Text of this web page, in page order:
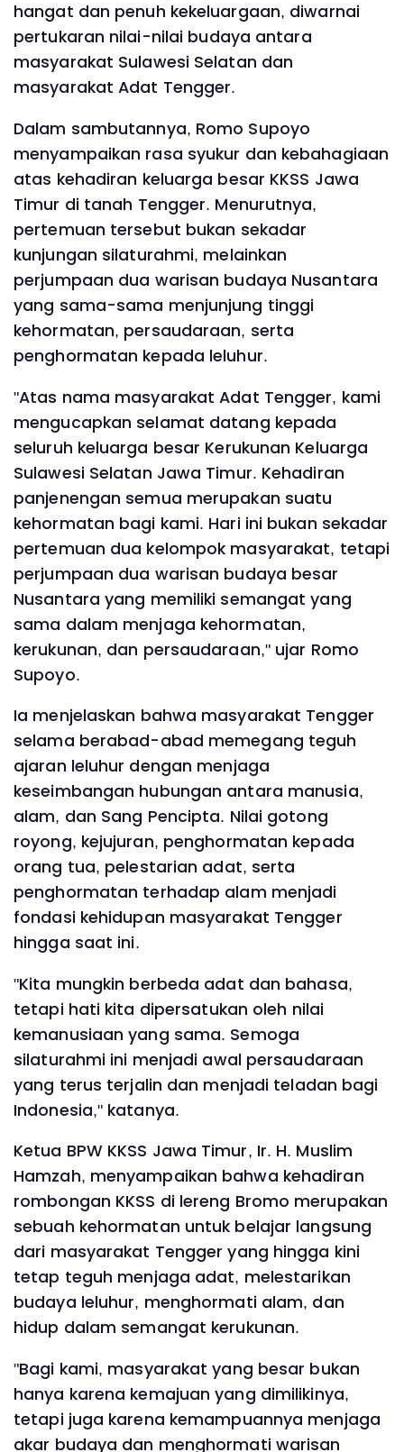
hangat dan penuh kekeluargaan, diwarnai
pertukaran nilai-nilai budaya antara
masyarakat Sulawesi Selatan dan
masyarakat Adat Tengger.
Dalam sambutannya, Romo Supoyo
menyampaikan rasa syukur dan kebahagiaan
atas kehadiran keluarga besar KKSS Jawa
Timur di tanah Tengger. Menurutnya,
pertemuan tersebut bukan sekadar
kunjungan silaturahmi, melainkan
perjumpaan dua warisan budaya Nusantara
yang sama-sama menjunjung tinggi
kehormatan, persaudaraan, serta
penghormatan kepada leluhur.
"Atas nama masyarakat Adat Tengger, kami
mengucapkan selamat datang kepada
seluruh keluarga besar Kerukunan Keluarga
Sulawesi Selatan Jawa Timur. Kehadiran
panjenengan semua merupakan suatu
kehormatan bagi kami. Hari ini bukan sekadar
pertemuan dua kelompok masyarakat, tetapi
perjumpaan dua warisan budaya besar
Nusantara yang memiliki semangat yang
sama dalam menjaga kehormatan,
kerukunan, dan persaudaraan," ujar Romo
Supoyo.
Ia menjelaskan bahwa masyarakat Tengger
selama berabad-abad memegang teguh
ajaran leluhur dengan menjaga
keseimbangan hubungan antara manusia,
alam, dan Sang Pencipta. Nilai gotong
royong, kejujuran, penghormatan kepada
orang tua, pelestarian adat, serta
penghormatan terhadap alam menjadi
fondasi kehidupan masyarakat Tengger
hingga saat ini.
"Kita mungkin berbeda adat dan bahasa,
tetapi hati kita dipersatukan oleh nilai
kemanusiaan yang sama. Semoga
silaturahmi ini menjadi awal persaudaraan
yang terus terjalin dan menjadi teladan bagi
Indonesia," katanya.
Ketua BPW KKSS Jawa Timur, Ir. H. Muslim
Hamzah, menyampaikan bahwa kehadiran
rombongan KKSS di lereng Bromo merupakan
sebuah kehormatan untuk belajar langsung
dari masyarakat Tengger yang hingga kini
tetap teguh menjaga adat, melestarikan
budaya leluhur, menghormati alam, dan
hidup dalam semangat kerukunan.
"Bagi kami, masyarakat yang besar bukan
hanya karena kemajuan yang dimilikinya,
tetapi juga karena kemampuannya menjaga
akar budaya dan menghormati warisan